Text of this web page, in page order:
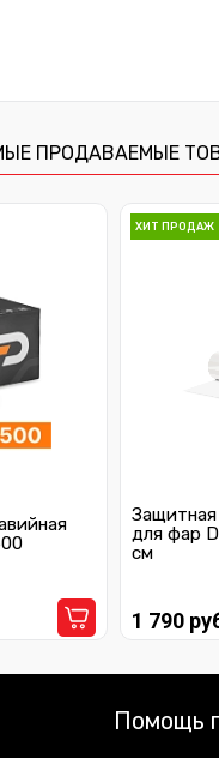
ПРОДАВАЕМЫЕ
ХИТ ПРОДАЖ
Защитная
для фар
см
1 790
Помощь